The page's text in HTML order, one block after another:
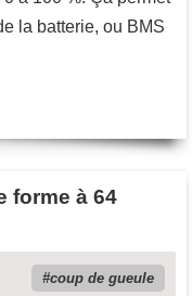
la batterie, ou BMS
forme à 64
coup de gueule